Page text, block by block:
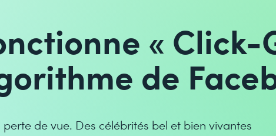
« Click-
de
de vue. Des célébrités bel et bien vivantes